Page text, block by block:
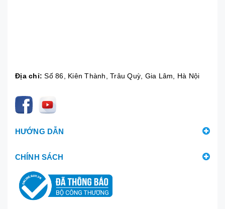
Địa chỉ: Số 86, Kiên Thành, Trâu Quỳ, Gia Lâm, Hà Nội
HƯỚNG DẪN
CHÍNH SÁCH